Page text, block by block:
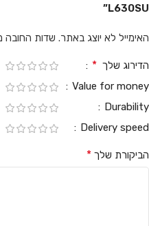
L630SU”
האימייל לא יוצג באתר. שדות החובה
הדירוג שלך *
Value for money
Durability
Delivery speed
הביקורת שלך *